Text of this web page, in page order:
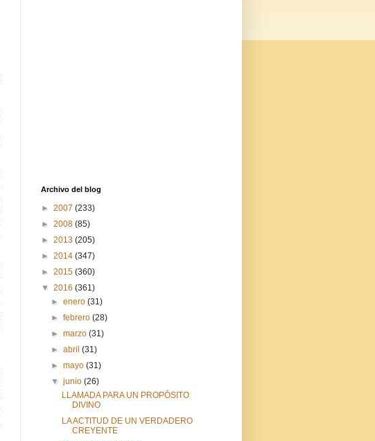
Archivo del blog
► 2007 (233)
► 2008 (85)
► 2013 (205)
► 2014 (347)
► 2015 (360)
▼ 2016 (361)
►enero(31)
►febrero(28)
►marzo(31)
►abril(31)
►mayo(31)
▼junio(26)
LLAMADA PARA UN PROPÓSITO
DIVINO
LA ACTITUD DE UN VERDADERO
CREYENTE